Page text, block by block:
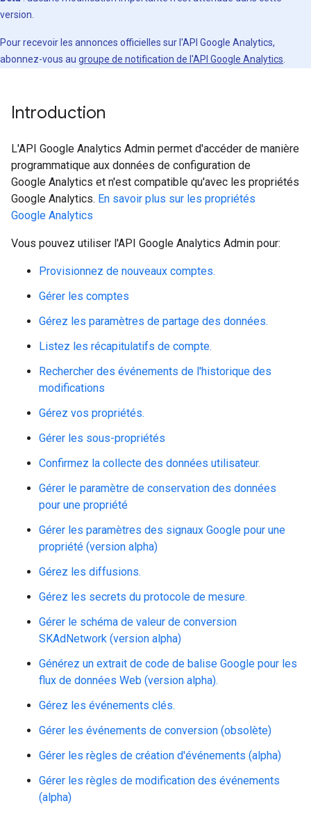
version.
Pour recevoir les annonces officielles sur l'API Google Analytics,
abonnez-vous au groupe de notification de l'API Google Analytics
Introduction
L'API Google Analytics Admin permet d'accéder de manière
programmatique aux données de configuration de
Google Analytics et n'est compatible qu'avec les propriétés
Google Analytics. En savoir plus sur les propriétés
Google Analytics
Vous pouvez utiliser l'API Google Analytics Admin pour:
Provisionnez de nouveaux comptes.
Gérer les comptes
Gérez les paramètres de partage des données.
Listez les récapitulatifs de compte.
Rechercher des événements de l'historique des
modifications
Gérez vos propriétés.
Gérer les sous-propriétés
Confirmez la collecte des données utilisateur.
Gérer le paramètre de conservation des données
pour une propriété
Gérer les paramètres des signaux Google pour une
propriété (version alpha)
Gérez les diffusions.
Gérez les secrets du protocole de mesure.
Gérer le schéma de valeur de conversion
SKAdNetwork (version alpha)
Générez un extrait de code de balise Google pour les
flux de données Web (version alpha).
Gérez les événements clés.
Gérer les événements de conversion (obsolète)
Gérer les règles de création d'événements (alpha)
Gérer les règles de modification des événements
(alpha)